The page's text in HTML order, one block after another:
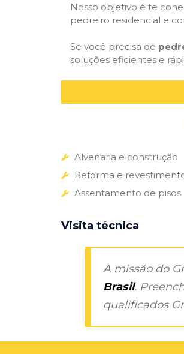
Nosso objetivo é te
pedreiro residencial e
Se você precisa de
soluções eficientes e
Alvenaria e construção
Reforma e
Assentamento de pisos
Visita técnica
A missão do
Brasil.
qualificados